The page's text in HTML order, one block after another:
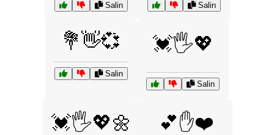
Salin Salin
💐👋💞
Salin
💓🖐️💖
Salin
💓🖐️💖🌼 💕✋❤️